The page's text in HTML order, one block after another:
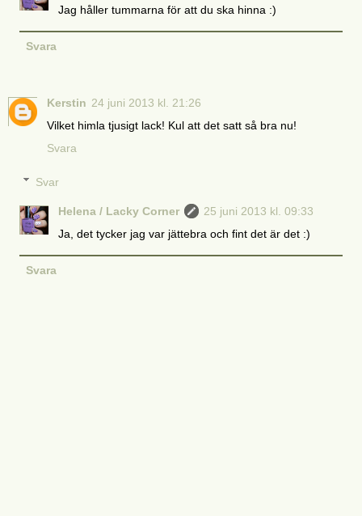
Jag håller tummarna för att du ska hinna :)
Svara
Kerstin 24 juni 2013 kl. 21:26
Vilket himla tjusigt lack! Kul att det satt så bra nu!
Svara
Svar
Helena / Lacky Corner
25 juni 2013 kl. 09:33
Ja, det tycker jag var jättebra och fint det är det :)
Svara